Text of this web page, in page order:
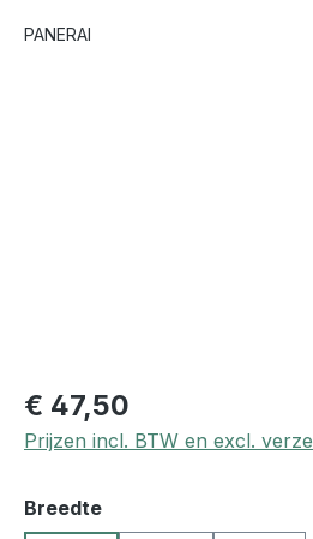
PANERAI
€ 47,50
Prijzen incl. BTW en excl.
Selecteer
Breedte